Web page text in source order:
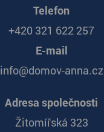
Telefon
+420 321 622 257
E-mail
info@domov-anna.cz
Adresa společnosti
Žitomířská 323